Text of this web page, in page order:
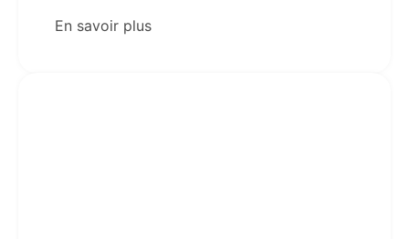
En savoir plus